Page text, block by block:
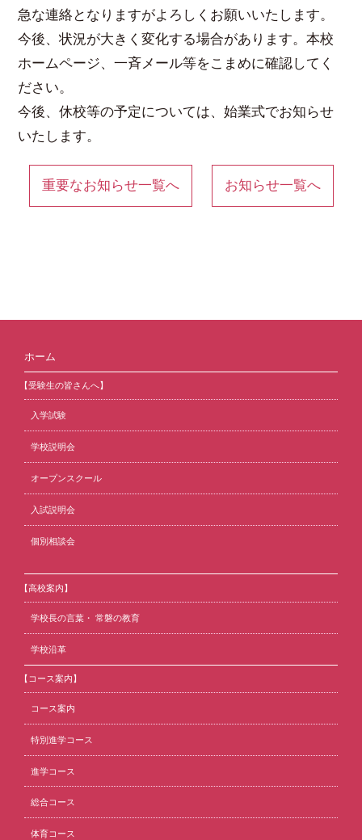
急な連絡となりますがよろしくお願いいたします。
今後、状況が大きく変化する場合があります。本校
ホームページ、一斉メール等をこまめに確認してく
ださい。
今後、休校等の予定については、始業式でお知らせ
いたします。
重要なお知らせ一覧へ お知らせ一覧へ
ホーム
【受験生の皆さんへ】
入学試験
学校説明会
オープンスクール
入試説明会
個別相談会
【高校案内】
学校長の言葉・ 常磐の教育
学校沿革
【コース案内】
コース案内
特別進学コース
進学コース
総合コース
体育コース